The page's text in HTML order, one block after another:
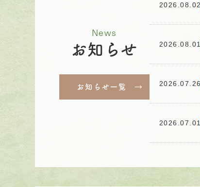
News
お知らせ
お知らせ一覧
2026.08.02
2026.08.01
2026.07.26
2026.07.01